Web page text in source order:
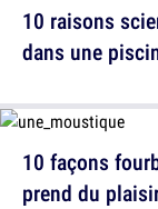
10 raisons
dans une
10 façons
prend du